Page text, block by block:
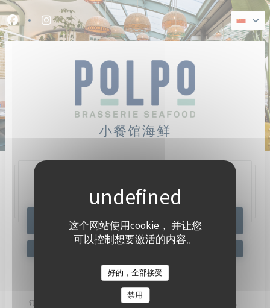
Cookie管理面板
这个网站使用cookie， 并让您
可以控制想要激活的内容。
好的，全部接受
禁用
Facebook ((在新窗口中打开))
Instagram ((在新窗口中打开))
小餐馆海鲜
47, Quai Charles Pasqua,92300 Levallois-Perret
预订餐位
了解最新信息
订阅我们的时事通讯，通过电子邮件接收我们的个性化通讯和营销优惠。